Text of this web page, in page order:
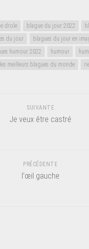
drole blague du jour 2022
du jour
blagues du jour en
humour 2022 humour
les meilleurs blagues du monde
SUIVANTE
Je veux être castré
PRÉCÉDENTE
l’œil gauche